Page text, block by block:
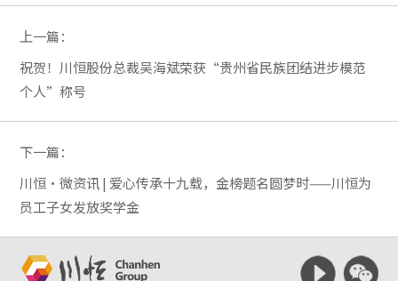
上一篇：
祝贺！川恒股份总裁吴海斌荣获“贵州省民族团结进步模范
个人”称号
下一篇：
川恒·微资讯 | 爱心传承十九载，金榜题名圆梦时——川恒为
员工子女发放奖学金